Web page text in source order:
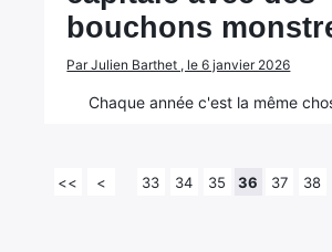
bouchons
Par Julien Barthet , le 6 janvier 2026
Chaque année c'est la même
<< < 33 34 35 36 37 38